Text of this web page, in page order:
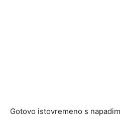
Gotovo istovremeno s